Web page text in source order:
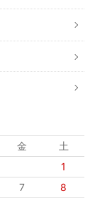
金
土
1
7
8